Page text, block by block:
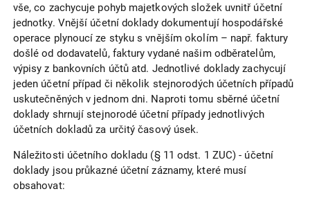
vše, co zachycuje pohyb majetkových složek uvnitř účetní
jednotky. Vnější účetní doklady dokumentují hospodářské
operace plynoucí ze styku s vnějším okolím – např. faktury
došlé od dodavatelů, faktury vydané našim odběratelům,
výpisy z bankovních účtů atd. Jednotlivé doklady zachycují
jeden účetní případ či několik stejnorodých účetních případů
uskutečněných v jednom dni. Naproti tomu sběrné účetní
doklady shrnují stejnorodé účetní případy jednotlivých
účetních dokladů za určitý časový úsek.
Náležitosti účetního dokladu (§ 11 odst. 1 ZUC) - účetní
doklady jsou průkazné účetní záznamy, které musí
obsahovat: